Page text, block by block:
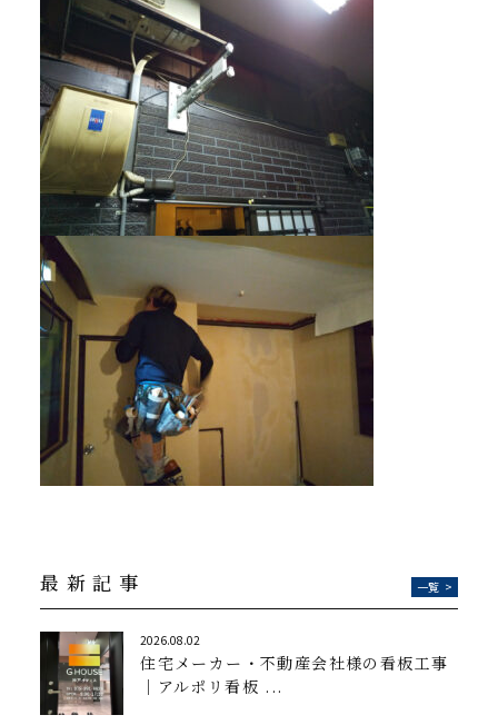
最新記事
2026.08.02
住宅メーカー・不動産会社様の看板工事
｜アルポリ看板 ...
一覧 >